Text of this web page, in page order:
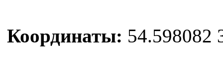
Координаты: 54.598082